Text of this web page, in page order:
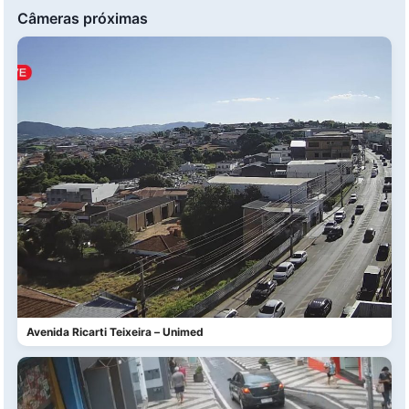
Câmeras próximas
Avenida Ricarti Teixeira – Unimed